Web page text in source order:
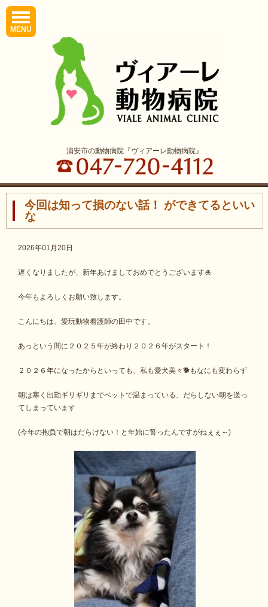
MENU
浦安市の動物病院『ヴィアーレ動物病院』
今回は知って損のない話！ ができてるといい
な
2026年01月20日
遅くなりましたが、新年あけましておめでとうございます🎍
今年もよろしくお願い致します。
こんにちは、愛玩動物看護師の田中です。
あっという間に２０２５年が終わり２０２６年がスタート！
２０２６年になったからといっても、私も愛犬美々🐕もなにも変わらず
朝は寒く出勤ギリギリまでベットで温まっている、だらしない朝を送っ
てしまっています
(今年の抱負で朝はだらけない！と年始に誓ったんですがねぇぇ～)